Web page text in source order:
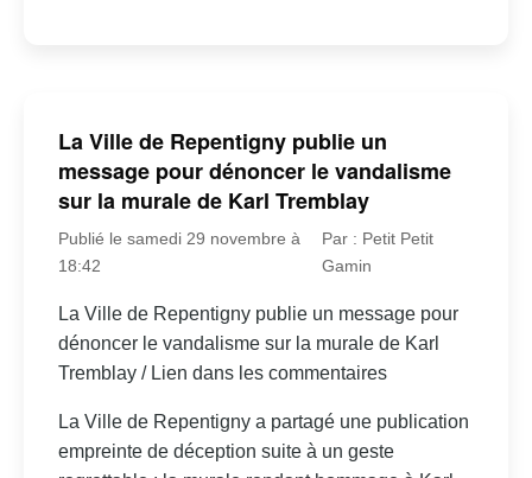
La Ville de Repentigny publie un
message pour dénoncer le vandalisme
sur la murale de Karl Tremblay
Publié le samedi 29 novembre à
18:42
Par : Petit Petit
Gamin
La Ville de Repentigny publie un message pour
dénoncer le vandalisme sur la murale de Karl
Tremblay / Lien dans les commentaires
La Ville de Repentigny a partagé une publication
empreinte de déception suite à un geste